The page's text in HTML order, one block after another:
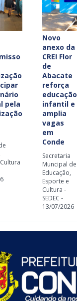
pela
Novo
anexo da
CREI Flor
de
Abacate
reforça
educação
infantil e
amplia
vagas
em
Conde
Secretaria
Muncipal de
Educação,
Esporte e
Cultura -
SEDEC -
13/07/2026